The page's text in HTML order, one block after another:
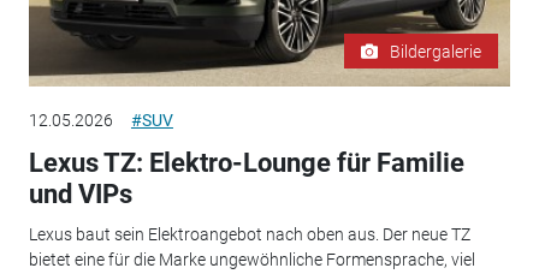
Bildergalerie
12.05.2026 #SUV
Lexus TZ: Elektro-Lounge für Familie
und VIPs
Lexus baut sein Elektroangebot nach oben aus. Der neue TZ
bietet eine für die Marke ungewöhnliche Formensprache, viel